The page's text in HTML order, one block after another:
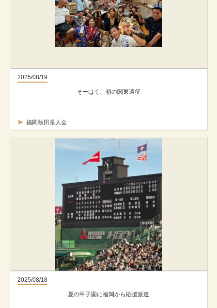
2025/08/19
福岡秋田県人会
そーはく、初の関東遠征
2025/08/18
夏の甲子園に福岡から応援派遣